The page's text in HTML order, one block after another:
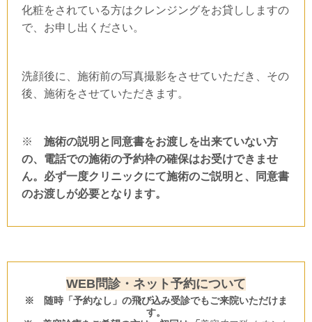
化粧をされている方はクレンジングをお貸ししますの
で、お申し出ください。
洗顔後に、施術前の写真撮影をさせていただき、その
後、施術をさせていただきます。
※ 施術の説明と同意書をお渡しを出来ていない方
の、電話での施術の予約枠の確保はお受けできませ
ん。必ず一度クリニックにて施術のご説明と、同意書
のお渡しが必要となります。
WEB問診・ネット予約について
※ 随時「予約なし」の飛び込み受診でもご来院いただけま
す。